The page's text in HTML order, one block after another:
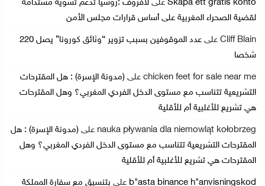
Skapa ett gratis konto على لافروف :روسيا تدعم تسوية مستدامة
لقضية الصحراء المغربية على أساس قرارات مجلس الأمن
Cliff Blain على
عدد الموقوفين بسبب تزوير “وثائق كورونا” يصل 220
شخصا
chicken feet for sale near me على (مدونة الإسرة) : هل المقترحات
التشريعية تتناسب مع مستوى الدخل الفردي المغربي؟ وهل المقترحات
هي تشريع للأغلبية أم للأقلية
nauka pływania dla niemowląt kołobrzeg على (مدونة الإسرة) : هل
المقترحات التشريعية تتناسب مع مستوى الدخل الفردي المغربي؟ وهل
المقترحات هي تشريع للأغلبية أم للأقلية
b"asta binance h"anvisningskod على بتنسيق مع سفارة المملكة